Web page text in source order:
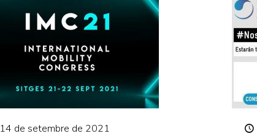
14 de setembre de 2021